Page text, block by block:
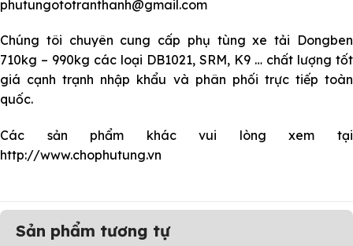
phutungototranthanh@gmail.com
Chúng tôi chuyên cung cấp phụ tùng xe tải Dongben
710kg – 990kg các loại DB1021, SRM, K9 … chất lượng tốt
giá cạnh trạnh nhập khẩu và phân phối trực tiếp toàn
quốc.
Các sản phẩm khác vui lòng xem tại
http://www.chophutung.vn
Sản phẩm tương tự